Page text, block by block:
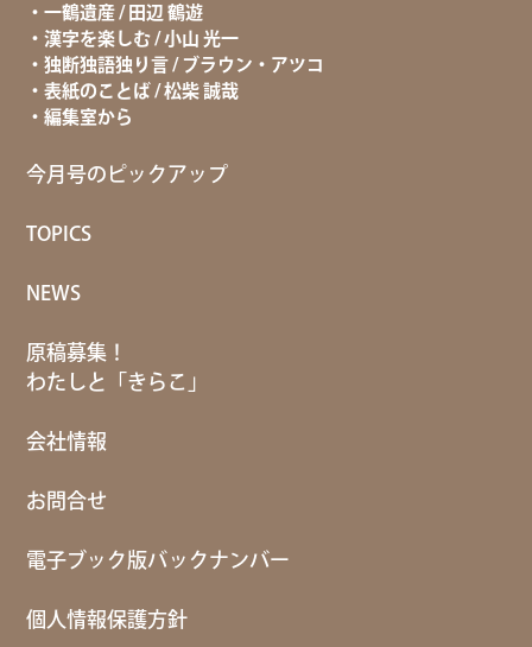
一鶴遺産 / 田辺 鶴遊
漢字を楽しむ / 小山 光一
独断独語独り言 / ブラウン・アツコ
表紙のことば / 松柴 誠哉
編集室から
今月号のピックアップ
TOPICS
NEWS
原稿募集！
わたしと「きらこ」
会社情報
お問合せ
電子ブック版バックナンバー
個人情報保護方針